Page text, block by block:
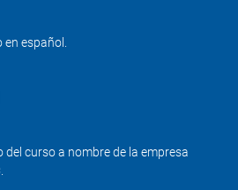
español.
curso a nombre de la empresa